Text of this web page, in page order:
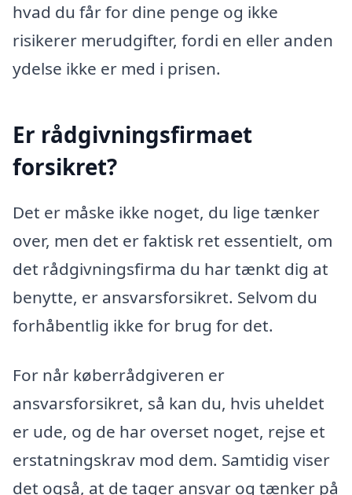
hvad du får for dine penge og ikke
risikerer merudgifter, fordi en eller anden
ydelse ikke er med i prisen.
Er rådgivningsfirmaet
forsikret?
Det er måske ikke noget, du lige tænker
over, men det er faktisk ret essentielt, om
det rådgivningsfirma du har tænkt dig at
benytte, er ansvarsforsikret. Selvom du
forhåbentlig ikke for brug for det.
For når køberrådgiveren er
ansvarsforsikret, så kan du, hvis uheldet
er ude, og de har overset noget, rejse et
erstatningskrav mod dem. Samtidig viser
det også, at de tager ansvar og tænker på